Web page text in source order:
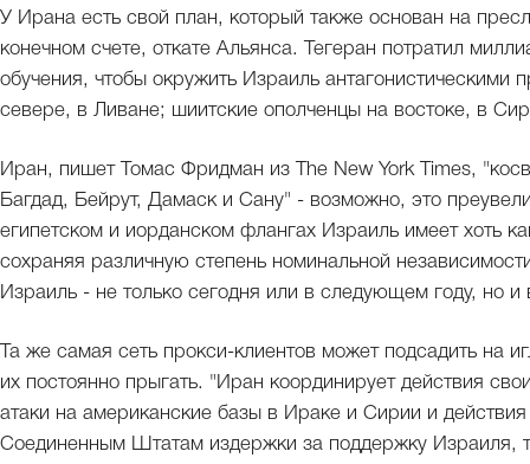
У Ирана есть свой план, который также основан на
конечном счете, откате Альянса. Тегеран потратил
обучения, чтобы окружить Израиль
севере, в Ливане; шиитские ополченцы на востоке, в
Иран, пишет Томас Фридман из The New York Times,
Багдад, Бейрут, Дамаск и Сану" - возможно, это
египетском и иорданском флангах Израиль имеет хоть
сохраняя различную степень номинальной
Израиль - не только сегодня или в следующем году, но и
Та же самая сеть прокси-клиентов может подсадить на
их постоянно прыгать. "Иран координирует действия
атаки на американские базы в Ираке и Сирии и действия
Соединенным Штатам издержки за поддержку Израиля,